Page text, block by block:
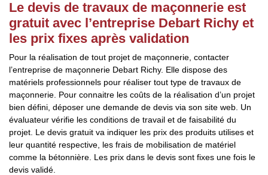
Le devis de travaux de maçonnerie est
gratuit avec l’entreprise Debart Richy et
les prix fixes après validation
Pour la réalisation de tout projet de maçonnerie, contacter
l’entreprise de maçonnerie Debart Richy. Elle dispose des
matériels professionnels pour réaliser tout type de travaux de
maçonnerie. Pour connaitre les coûts de la réalisation d’un projet
bien défini, déposer une demande de devis via son site web. Un
évaluateur vérifie les conditions de travail et de faisabilité du
projet. Le devis gratuit va indiquer les prix des produits utilises et
leur quantité respective, les frais de mobilisation de matériel
comme la bétonnière. Les prix dans le devis sont fixes une fois le
devis validé.